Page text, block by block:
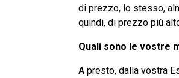
di prezzo, lo stesso,
quindi, di prezzo più
Quali sono le vostre
A presto, dalla vostra